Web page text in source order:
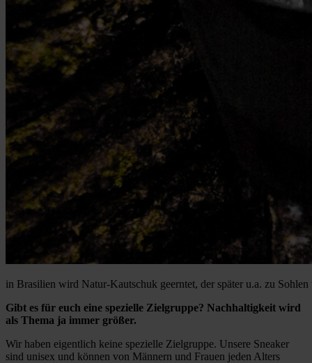
in Brasilien wird Natur-Kautschuk geerntet, der später u.a. zu
Gibt es für euch eine spezielle Zielgruppe? Nachhaltigkeit wird
als Thema ja immer größer.
Wir haben eigentlich keine spezielle Zielgruppe. Unsere Sneaker
sind unisex und können von Männern und Frauen jeden Alters